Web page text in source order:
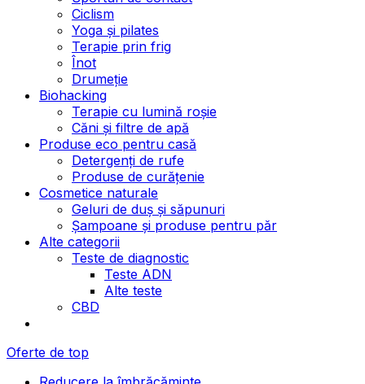
Ciclism
Yoga și pilates
Terapie prin frig
Înot
Drumeție
Biohacking
Terapie cu lumină roșie
Căni și filtre de apă
Produse eco pentru casă
Detergenți de rufe
Produse de curățenie
Cosmetice naturale
Geluri de duș și săpunuri
Șampoane și produse pentru păr
Alte categorii
Teste de diagnostic
Teste ADN
Alte teste
CBD
Oferte de top